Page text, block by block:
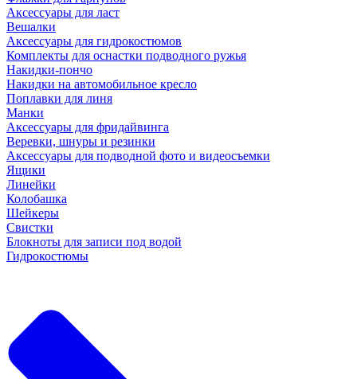
Аксессуары для ласт
Вешалки
Аксессуары для гидрокостюмов
Комплекты для оснастки подводного ружья
Накидки-пончо
Накидки на автомобильное кресло
Поплавки для линя
Манки
Аксессуары для фридайвинга
Веревки, шнуры и резинки
Аксессуары для подводной фото и видеосъемки
Ящики
Линейки
Колобашка
Шейкеры
Свистки
Блокноты для записи под водой
Гидрокостюмы